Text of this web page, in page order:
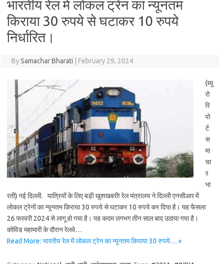
भारतीय रेल में लोकल ट्रेन का न्यूनतम
किराया 30 रुपये से घटाकर 10 रुपये
निर्धारित।
BySamachar Bharati February 29, 2024
(ब्यू
रो
रि
पो
र्ट
स
मा
चा
र
भा
रती) नई दिल्ली. यात्रियों के लिए बड़ी खुशखबरी! रेल मंत्रालय ने दिल्ली एनसीआर में
लोकल ट्रेनों का न्यूनतम किराया 30 रुपये से घटाकर 10 रुपये कर दिया है। यह फैसला
26 फरवरी 2024 से लागू हो गया है। यह कदम लगभग तीन साल बाद उठाया गया है।
कोविड महामारी के दौरान रेलवे…
Read More: भारतीय रेल में लोकल ट्रेन का न्यूनतम किराया 30 रुपये… »